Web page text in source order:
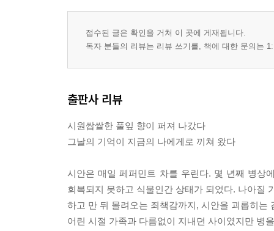
접수된 글은 확인을 거쳐 이 곳에 게재됩니다.
독자 분들의 리뷰는 리뷰 쓰기를, 책에 대한 문의는
출판사 리뷰
시원쌉쌀한 풀잎 향이 퍼져 나갔다
그날의 기억이 지금의 나에게로 끼쳐 왔다
시안은 매일 페퍼민트 차를 우린다. 몇 년째 병상
회복되지 못하고 식물인간 상태가 되었다. 나아질
하고 만 뒤 몰려오는 죄책감까지, 시안을 괴롭히는
어린 시절 가족과 다름없이 지내던 사이였지만 병